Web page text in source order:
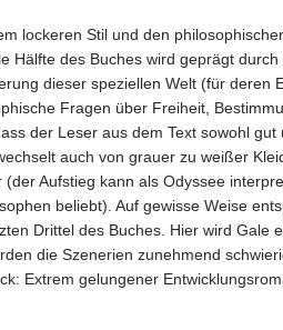
lockeren Stil und den
Hälfte des Buches wird geprägt
dieser speziellen Welt (für deren
Fragen über Freiheit,
der Leser aus dem Text sowohl
auch von grauer zu weißer
Aufstieg kann als Odyssee
beliebt). Auf gewisse Weise
Drittel des Buches. Hier wird Gale
die Szenerien zunehmend
Extrem gelungener